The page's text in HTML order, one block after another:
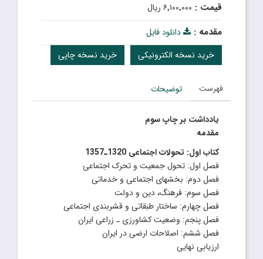
قیمت : ۶٬۱۰۰٬۰۰۰ ریال
مقدمه :
دانلود فایل
خرید نسخه چاپی
خرید نسخه الکترونیکی
فهرست توضیحات
یادداشت بر چاپ سوم
مقدمه
کتاب اول: تحولات اجتماعی 1320ـ1357
فصل اول: تحول جمعیت و تحرک اجتماعی
فصل دوم: بخشهای اجتماعی و خدماتی
فصل سوم: فرهنگ، دین و دولت
فصل چهارم: ساختار طبقاتی و قشربندی اجتماعی
فصل پنجم: وضعیت کشاورزی ـ زراعی ایران
فصل ششم: اصلاحات ارضی در ایران
ارزیابی نهایی